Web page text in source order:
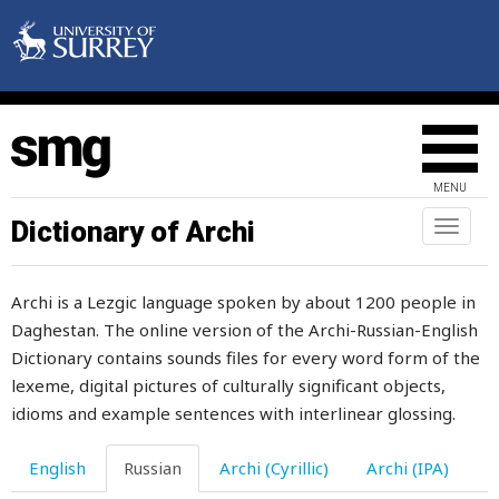
MENU
Toggle
Dictionary of Archi
Archi is a Lezgic language spoken by about 1200 people in
Daghestan. The online version of the Archi-Russian-English
Dictionary contains sounds files for every word form of the
lexeme, digital pictures of culturally significant objects,
idioms and example sentences with interlinear glossing.
English Russian Archi (Cyrillic) Archi (IPA)
левша
легко
легкое
легче
лед
ледник
ледяной